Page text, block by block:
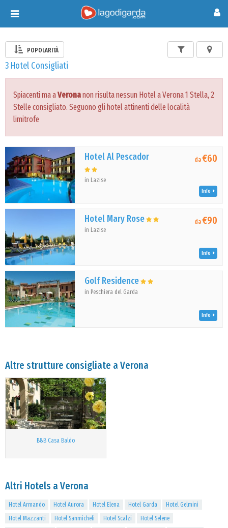
Toggle
navigation
POPOLARITÀ
3 Hotel Consigliati
Spiacenti ma aVeronanon risulta nessun Hotel a Verona 1 Stella, 2
Stelle consigliato. Seguono gli hotel attinenti delle località
limitrofe
Hotel Al Pescador
in Lazise
da€60
Info
Hotel Mary Rose
in Lazise
da€90
Info
Golf Residence
in Peschiera del Garda
Info
Altre strutture consigliate a Verona
B&B Casa Baldo
Altri Hotels a Verona
Hotel Armando Hotel Aurora Hotel Elena Hotel Garda
Hotel Gelmini
Hotel Mazzanti
Hotel Sanmicheli Hotel Scalzi
Hotel Selene